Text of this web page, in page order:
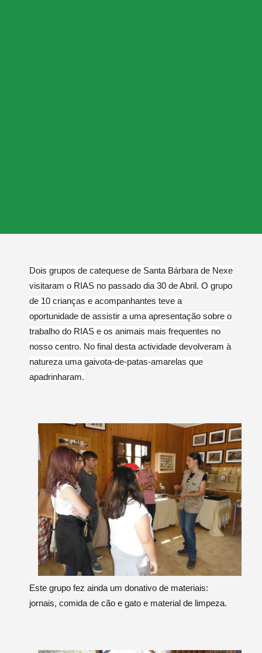
Dois grupos de catequese de Santa Bárbara de Nexe
visitaram o RIAS no passado dia 30 de Abril. O grupo
de 10 crianças e acompanhantes teve a
oportunidade de assistir a uma apresentação sobre o
trabalho do RIAS e os animais mais frequentes no
nosso centro. No final desta actividade devolveram à
natureza uma gaivota-de-patas-amarelas que
apadrinharam.
Este grupo fez ainda um donativo de materiais:
jornais, comida de cão e gato e material de limpeza.